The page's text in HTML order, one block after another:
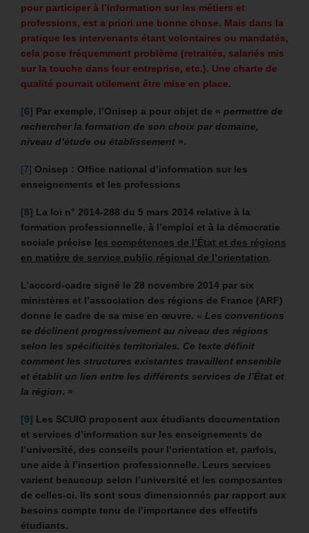
pour participer à l’information sur les métiers et
professions, est a priori une bonne chose. Mais dans la
pratique les intervenants étant volontaires ou mandatés,
cela pose fréquemment problème (retraités, salariés mis
sur la touche dans leur entreprise, etc.). Une charte de
qualité pourrait utilement être mise en place.
[6] Par exemple, l’Onisep a pour objet de « permettre de
rechercher la formation de son choix par domaine,
niveau d’étude ou établissement ».
[7] Onisep : Office national d’information sur les
enseignements et les professions
[8] La loi n° 2014-288 du 5 mars 2014 relative à la
formation professionnelle, à l’emploi et à la démocratie
sociale précise les compétences de l’État et des régions
en matière de service public régional de l’orientation.
L’accord-cadre signé le 28 novembre 2014 par six
ministères et l’association des régions de France (ARF)
donne le cadre de sa mise en œuvre. « Les conventions
se déclinent progressivement au niveau des régions
selon les spécificités territoriales. Ce texte définit
comment les structures existantes travaillent ensemble
et établit un lien entre les différents services de l’État et
la région. »
[9] Les SCUIO proposent aux étudiants documentation
et services d’information sur les enseignements de
l’université, des conseils pour l’orientation et, parfois,
une aide à l’insertion professionnelle. Leurs services
varient beaucoup selon l’université et les composantes
de celles-ci. Ils sont sous dimensionnés par rapport aux
besoins compte tenu de l’importance des effectifs
étudiants.